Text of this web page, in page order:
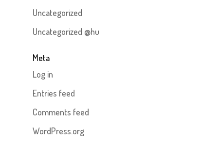
Uncategorized
Uncategorized @hu
Meta
Log in
Entries feed
Comments feed
WordPress.org